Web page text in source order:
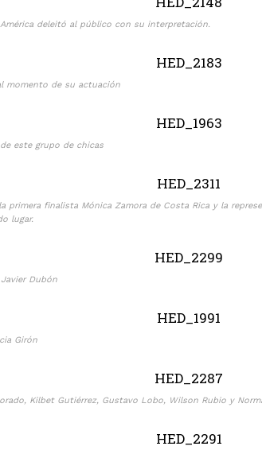
América deleitó al público con su interpretación.
momento de su actuación
este grupo de chicas
primera finalista Mónica Zamora de Costa Rica y la
lugar.
Dubón
Girón
Kilbet Gutiérrez, Gustavo Lobo, Wilson Rubio y